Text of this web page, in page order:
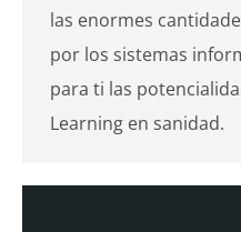
las enormes
por los sistemas
para ti las
Learning en sanidad.